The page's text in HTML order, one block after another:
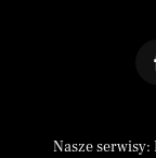
Nasze serwisy: